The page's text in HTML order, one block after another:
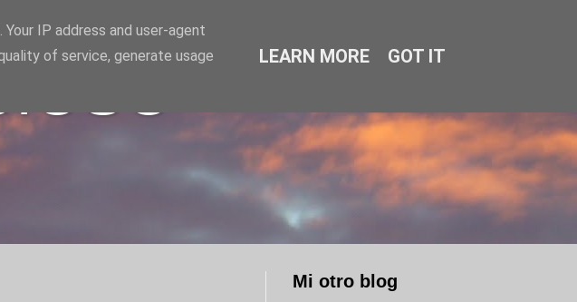
Mi otro blog
IP address and user-agent
of service, generate usage
LEARN MORE GOT IT